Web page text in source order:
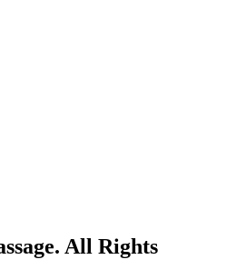
All Rights